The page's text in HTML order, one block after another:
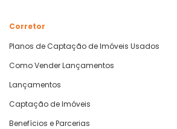
Corretor
Planos de Captação de Imóveis Usados
Como Vender Lançamentos
Lançamentos
Captação de Imóveis
Benefícios e Parcerias